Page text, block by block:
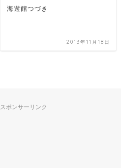
制作中～
2012年8月7日
スポンサーリンク